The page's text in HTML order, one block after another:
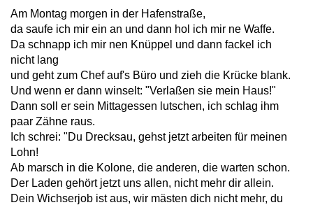
Am Montag morgen in der Hafenstraße,
da saufe ich mir ein an und dann hol ich mir ne Waffe.
Da schnapp ich mir nen Knüppel und dann fackel ich
nicht lang
und geht zum Chef auf's Büro und zieh die Krücke blank.
Und wenn er dann winselt: "Verlaßen sie mein Haus!"
Dann soll er sein Mittagessen lutschen, ich schlag ihm
paar Zähne raus.
Ich schrei: "Du Drecksau, gehst jetzt arbeiten für meinen
Lohn!
Ab marsch in die Kolone, die anderen, die warten schon.
Der Laden gehört jetzt uns allen, nicht mehr dir allein.
Dein Wichserjob ist aus, wir mästen dich nicht mehr, du